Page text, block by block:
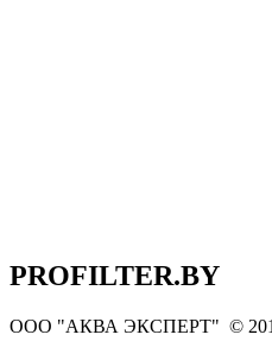
PROFILTER.BY
ООО "АКВА ЭКСПЕРТ" ©